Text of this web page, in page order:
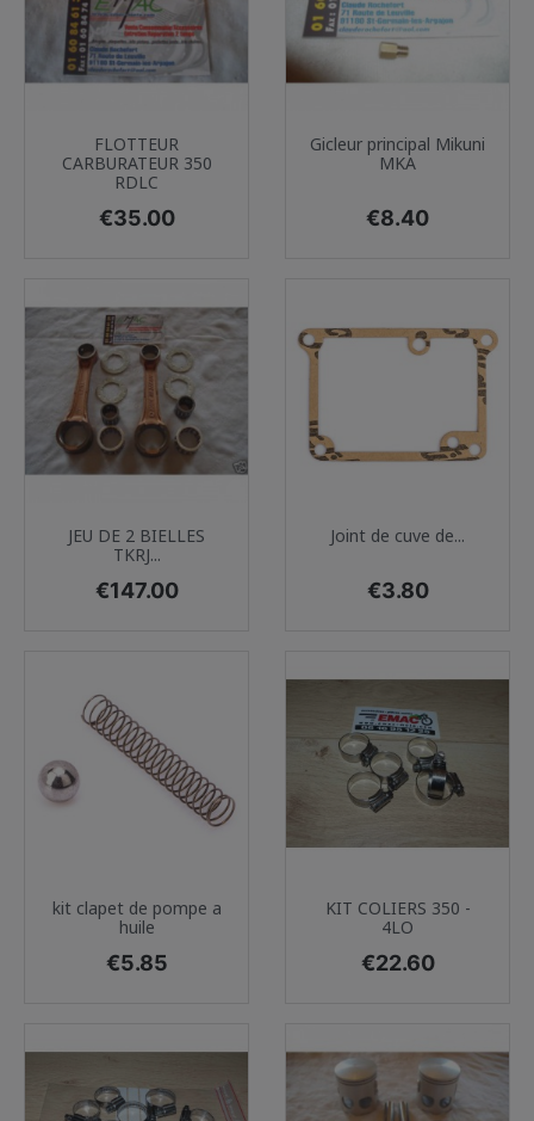
FLOTTEUR
CARBURATEUR 350
RDLC
Price
€35.00
Gicleur principal Mikuni
MKA
Price
€8.40
JEU DE 2 BIELLES
TKRJ...
Price
€147.00
Joint de cuve de...
Price
€3.80
kit clapet de pompe a
huile
Price
€5.85
KIT COLIERS 350 -
4LO
Price
€22.60